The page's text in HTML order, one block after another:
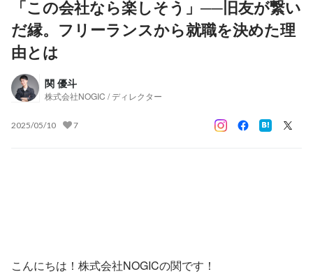
「この会社なら楽しそう」──旧友が繋い
だ縁。フリーランスから就職を決めた理
由とは
関 優斗
株式会社NOGIC / ディレクター
2025/05/10 7
こんにちは！株式会社NOGICの関です！